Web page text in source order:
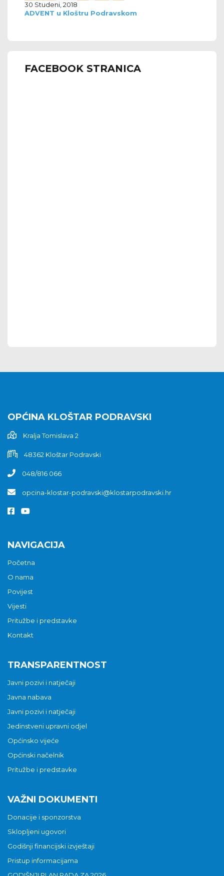
30 Studeni, 2018
ADVENT u Kloštru Podravskom
FACEBOOK STRANICA
OPĆINA KLOŠTAR PODRAVSKI
Kralja Tomislava 2
48362 Kloštar Podravski
048/816 066
opcina-klostar-podravski@klostarpodravski.hr
NAVIGACIJA
Početna
O nama
Povijest
Vijesti
Pritužbe i predstavke
Kontakt
TRANSPARENTNOST
Javni pozivi i natječaji
Javna nabava
Javni pozivi i natječaji
Jedinstveni upravni odjel
Općinsko vijeće
Općinski načelnik
Pritužbe i predstavke
VAŽNI DOKUMENTI
Donacije i sponzorstva
Sklopljeni ugovori
Godišnji financijski izvještaji
Pristup informacijama